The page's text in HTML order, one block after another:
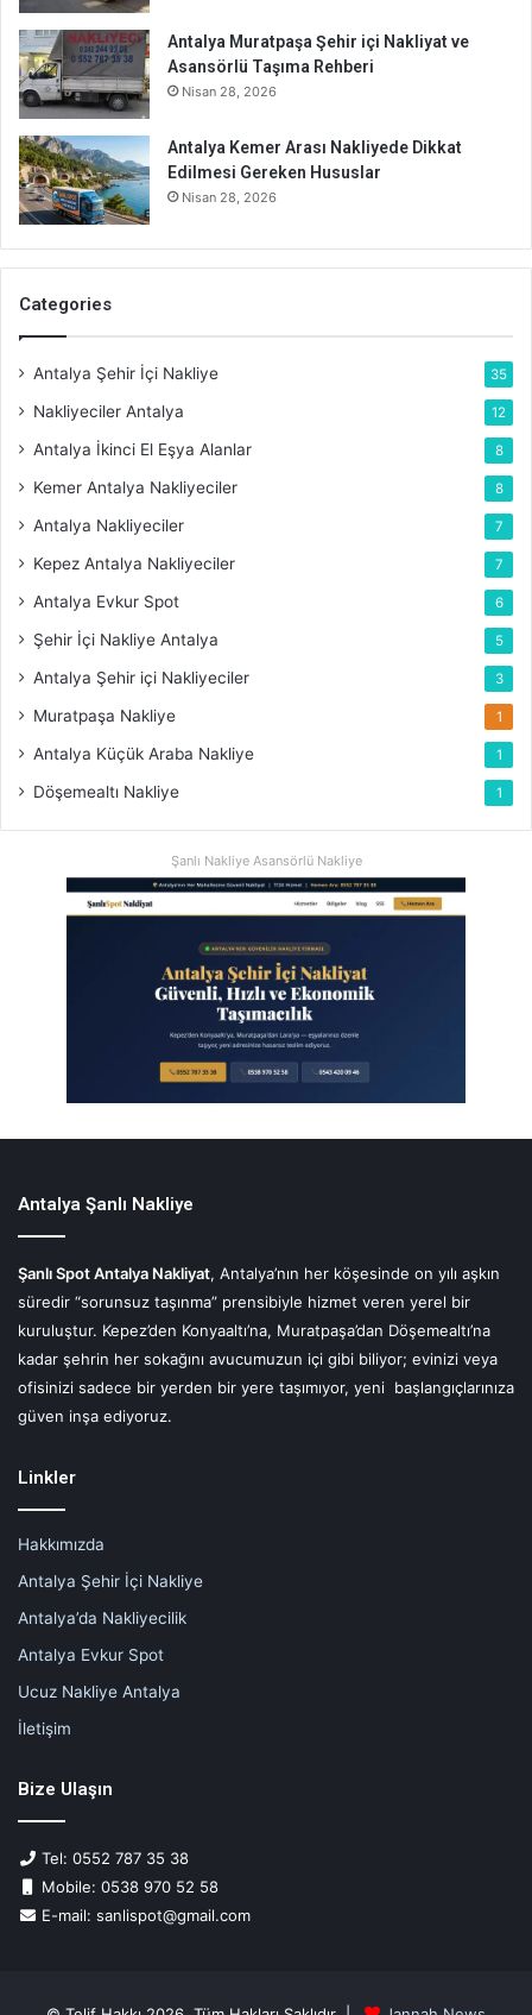
Antalya Muratpaşa Şehir içi Nakliyat ve
Asansörlü Taşıma Rehberi
Nisan 28, 2026
Antalya Kemer Arası Nakliyede Dikkat
Edilmesi Gereken Hususlar
Nisan 28, 2026
Categories
Antalya Şehir İçi Nakliye 35
Nakliyeciler Antalya 12
Antalya İkinci El Eşya Alanlar 8
Kemer Antalya Nakliyeciler 8
Antalya Nakliyeciler 7
Kepez Antalya Nakliyeciler 7
Antalya Evkur Spot 6
Şehir İçi Nakliye Antalya 5
Antalya Şehir içi Nakliyeciler 3
Muratpaşa Nakliye 1
Antalya Küçük Araba Nakliye 1
Döşemealtı Nakliye 1
Şanlı Nakliye Asansörlü Nakliye
Antalya Şanlı Nakliye
Şanlı Spot Antalya Nakliyat, Antalya’nın her köşesinde on yılı aşkın
süredir “sorunsuz taşınma” prensibiyle hizmet veren yerel bir
kuruluştur. Kepez’den Konyaaltı’na, Muratpaşa’dan Döşemealtı’na
kadar şehrin her sokağını avucumuzun içi gibi biliyor; evinizi veya
ofisinizi sadece bir yerden bir yere taşımıyor, yeni başlangıçlarınıza
güven inşa ediyoruz.
Linkler
Hakkımızda
Antalya Şehir İçi Nakliye
Antalya’da Nakliyecilik
Antalya Evkur Spot
Ucuz Nakliye Antalya
İletişim
Bize Ulaşın
Tel: 0552 787 35 38
Mobile: 0538 970 52 58
E-mail: sanlispot@gmail.com